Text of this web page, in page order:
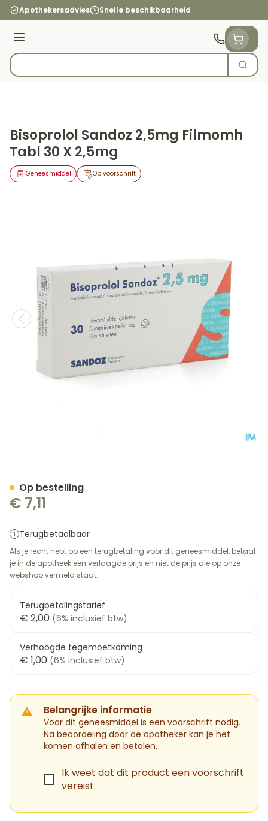
Ga naar de inhoud
Apothekersadvies Snelle beschikbaarheid
Menu
Product, merk, categorie...
Zoek
Bisoprolol Sandoz 2,5mg Filmomh
Tabl 30 X 2,5mg
Op voorschrift
Geneesmiddel
€ 7,11
Terugbetaalbaar
Als je recht hebt op een terugbetaling voor dit geneesmiddel, betaal
je in de apotheek een verlaagde prijs en niet de prijs die op onze
webshop vermeld staat.
Terugbetalingstarief
€ 2,00 (6% inclusief btw)
Verhoogde tegemoetkoming
€ 1,00 (6% inclusief btw)
Belangrijke informatie
Voor dit geneesmiddel is een voorschrift nodig.
Na beoordeling door de apotheker kan je het
komen afhalen en betalen.
Ik weet dat dit product een voorschrift
vereist.
Op bestelling